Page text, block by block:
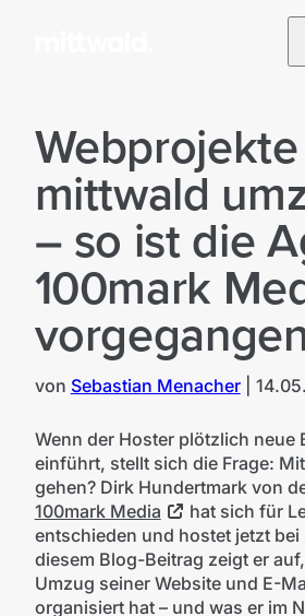
mittwald
– so ist die
100mark
von Sebastian Menacher|
Wenn der Hoster plötzlich neue
einführt, stellt sich die Frage:
gehen? Dirk Hundertmark von
100mark Media
hat sich für
entschieden und hostet jetzt bei
diesem Blog-Beitrag zeigt er
Umzug seiner Website und E-
organisiert hat – und was er im